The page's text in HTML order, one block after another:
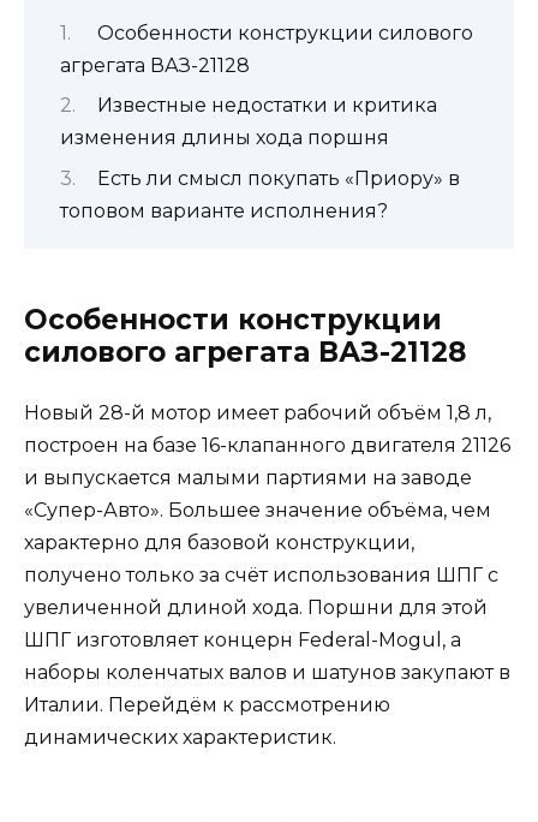
Особенности конструкции силового
агрегата ВАЗ-21128
Известные недостатки и критика
изменения длины хода поршня
Есть ли смысл покупать «Приору» в
топовом варианте исполнения?
Особенности конструкции
силового агрегата ВАЗ-21128
Новый 28-й мотор имеет рабочий объём 1,8 л,
построен на базе 16-клапанного двигателя 21126
и выпускается малыми партиями на заводе
«Супер-Авто». Большее значение объёма, чем
характерно для базовой конструкции,
получено только за счёт использования ШПГ с
увеличенной длиной хода. Поршни для этой
ШПГ изготовляет концерн Federal-Mogul, а
наборы коленчатых валов и шатунов закупают в
Италии. Перейдём к рассмотрению
динамических характеристик.